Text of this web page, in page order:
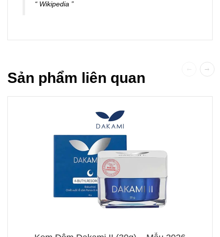
Wikipedia
Sản phẩm liên quan